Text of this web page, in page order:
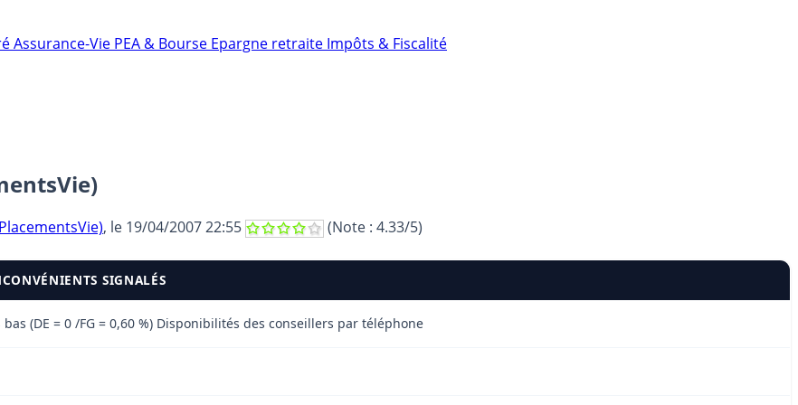
Assurance-Vie PEA & Bourse Epargne retraite Impôts & Fiscalité
, le 19/04/2007 22:55 (Note : 4.33/5)
SIGNALÉS
(DE = 0 /FG = 0,60 %) Disponibilités des conseillers par téléphone